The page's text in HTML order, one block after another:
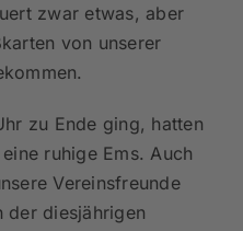
zwar etwas, aber
von unserer
zu Ende ging, hatten
ruhige Ems. Auch
Vereinsfreunde
der diesjährigen